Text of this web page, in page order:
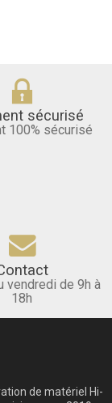
sécurisé
100% sécurisé
vendredi de 9h à
18h
de matériel Hi-